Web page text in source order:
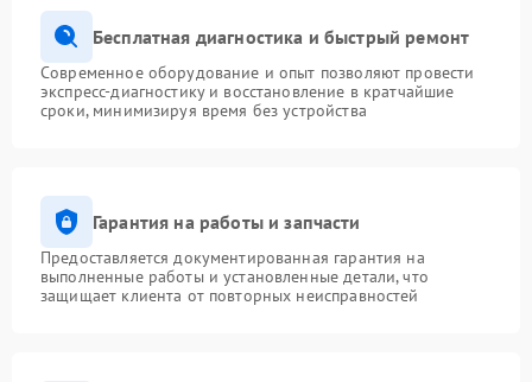
Бесплатная диагностика и быстрый ремонт
Современное оборудование и опыт позволяют провести
экспресс-диагностику и восстановление в кратчайшие
сроки, минимизируя время без устройства
Гарантия на работы и запчасти
Предоставляется документированная гарантия на
выполненные работы и установленные детали, что
защищает клиента от повторных неисправностей